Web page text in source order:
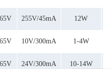
255V/45mA 12W
10V/300mA 1-4W
24V/300mA 10-14W